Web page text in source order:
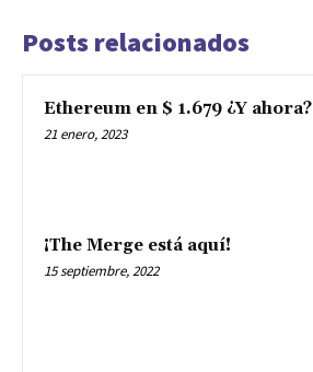
Posts relacionados
Ethereum en $ 1.679 ¿Y ahora?
21 enero, 2023
¡The Merge está aquí!
15 septiembre, 2022